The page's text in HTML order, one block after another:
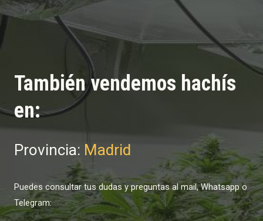
También vendemos hachís
en:
Provincia: Madrid
Puedes consultar tus dudas y preguntas al mail, Whatsapp o
Telegram: